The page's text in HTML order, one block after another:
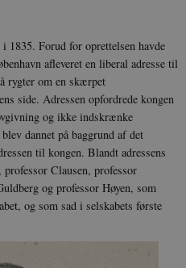
1835. Forud for oprettelsen havde
afleveret en liberal adresse til
rygter om en skærpet
side. Adressen opfordrede kongen
og ikke indskrænke
dannet på baggrund af det
til kongen. Blandt adressens
Clausen, professor
og professor Høyen, som
og som sad i selskabets første